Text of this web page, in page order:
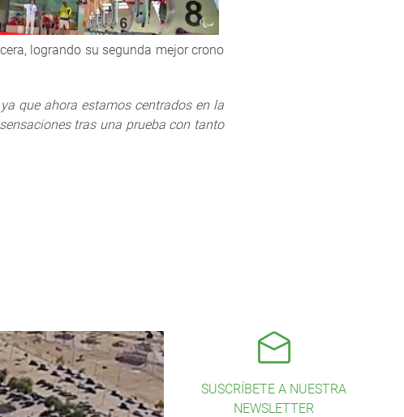
logrando su segunda mejor crono
que ahora estamos centrados en la
tras una prueba con tanto
SUSCRÍBETE A NUESTRA
NEWSLETTER